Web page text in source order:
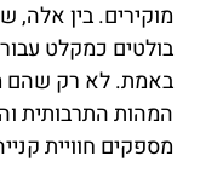
בולטים כמקלט
באמת. לא רק שהם
המהות התרבותית
מספקים חוויית